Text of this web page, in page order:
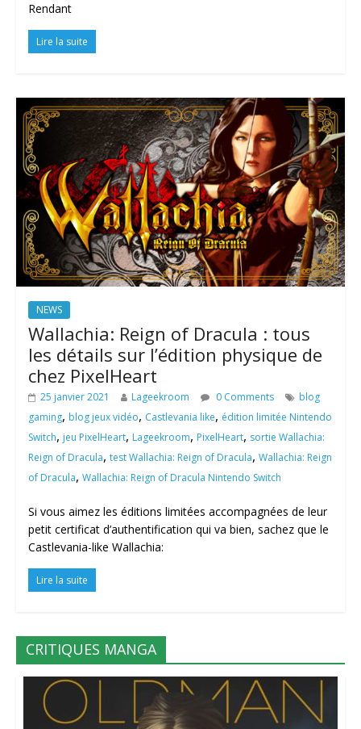
Rendant
Lire la suite
NEWS
Wallachia: Reign of Dracula : tous
les détails sur l’édition physique de
chez PixelHeart
25 janvier 2021 Lageekroom 0 Comments
blog
gaming, blog jeux vidéo, Castlevania like, édition limitée Nintendo
Switch, jeu PixelHeart, Lageekroom, PixelHeart, sortie Wallachia:
Reign of Dracula, test Wallachia: Reign of Dracula, Wallachia: Reign
of Dracula, Wallachia: Reign of Dracula Nintendo Switch
Si vous aimez les éditions limitées accompagnées de leur
petit certificat d’authentification qui va bien, sachez que le
Castlevania-like Wallachia:
Lire la suite
CRITIQUES MANGA